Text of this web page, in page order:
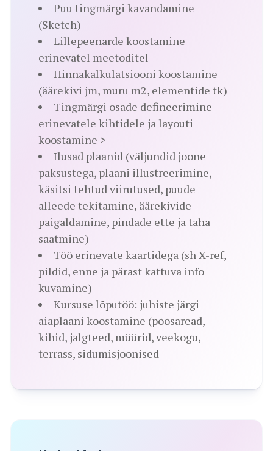
Puu tingmärgi kavandamine
(Sketch)
Lillepeenarde koostamine
erinevatel meetoditel
Hinnakalkulatsiooni koostamine
(äärekivi jm, muru m2, elementide tk)
Tingmärgi osade defineerimine
erinevatele kihtidele ja layouti
koostamine >
Ilusad plaanid (väljundid joone
paksustega, plaani illustreerimine,
käsitsi tehtud viirutused, puude
alleede tekitamine, äärekivide
paigaldamine, pindade ette ja taha
saatmine)
Töö erinevate kaartidega (sh X-ref,
pildid, enne ja pärast kattuva info
kuvamine)
Kursuse lõputöö: juhiste järgi
aiaplaani koostamine (põõsaread,
kihid, jalgteed, müürid, veekogu,
terrass, sidumisjoonised